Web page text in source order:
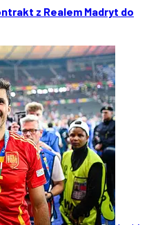
z Realem Madryt do